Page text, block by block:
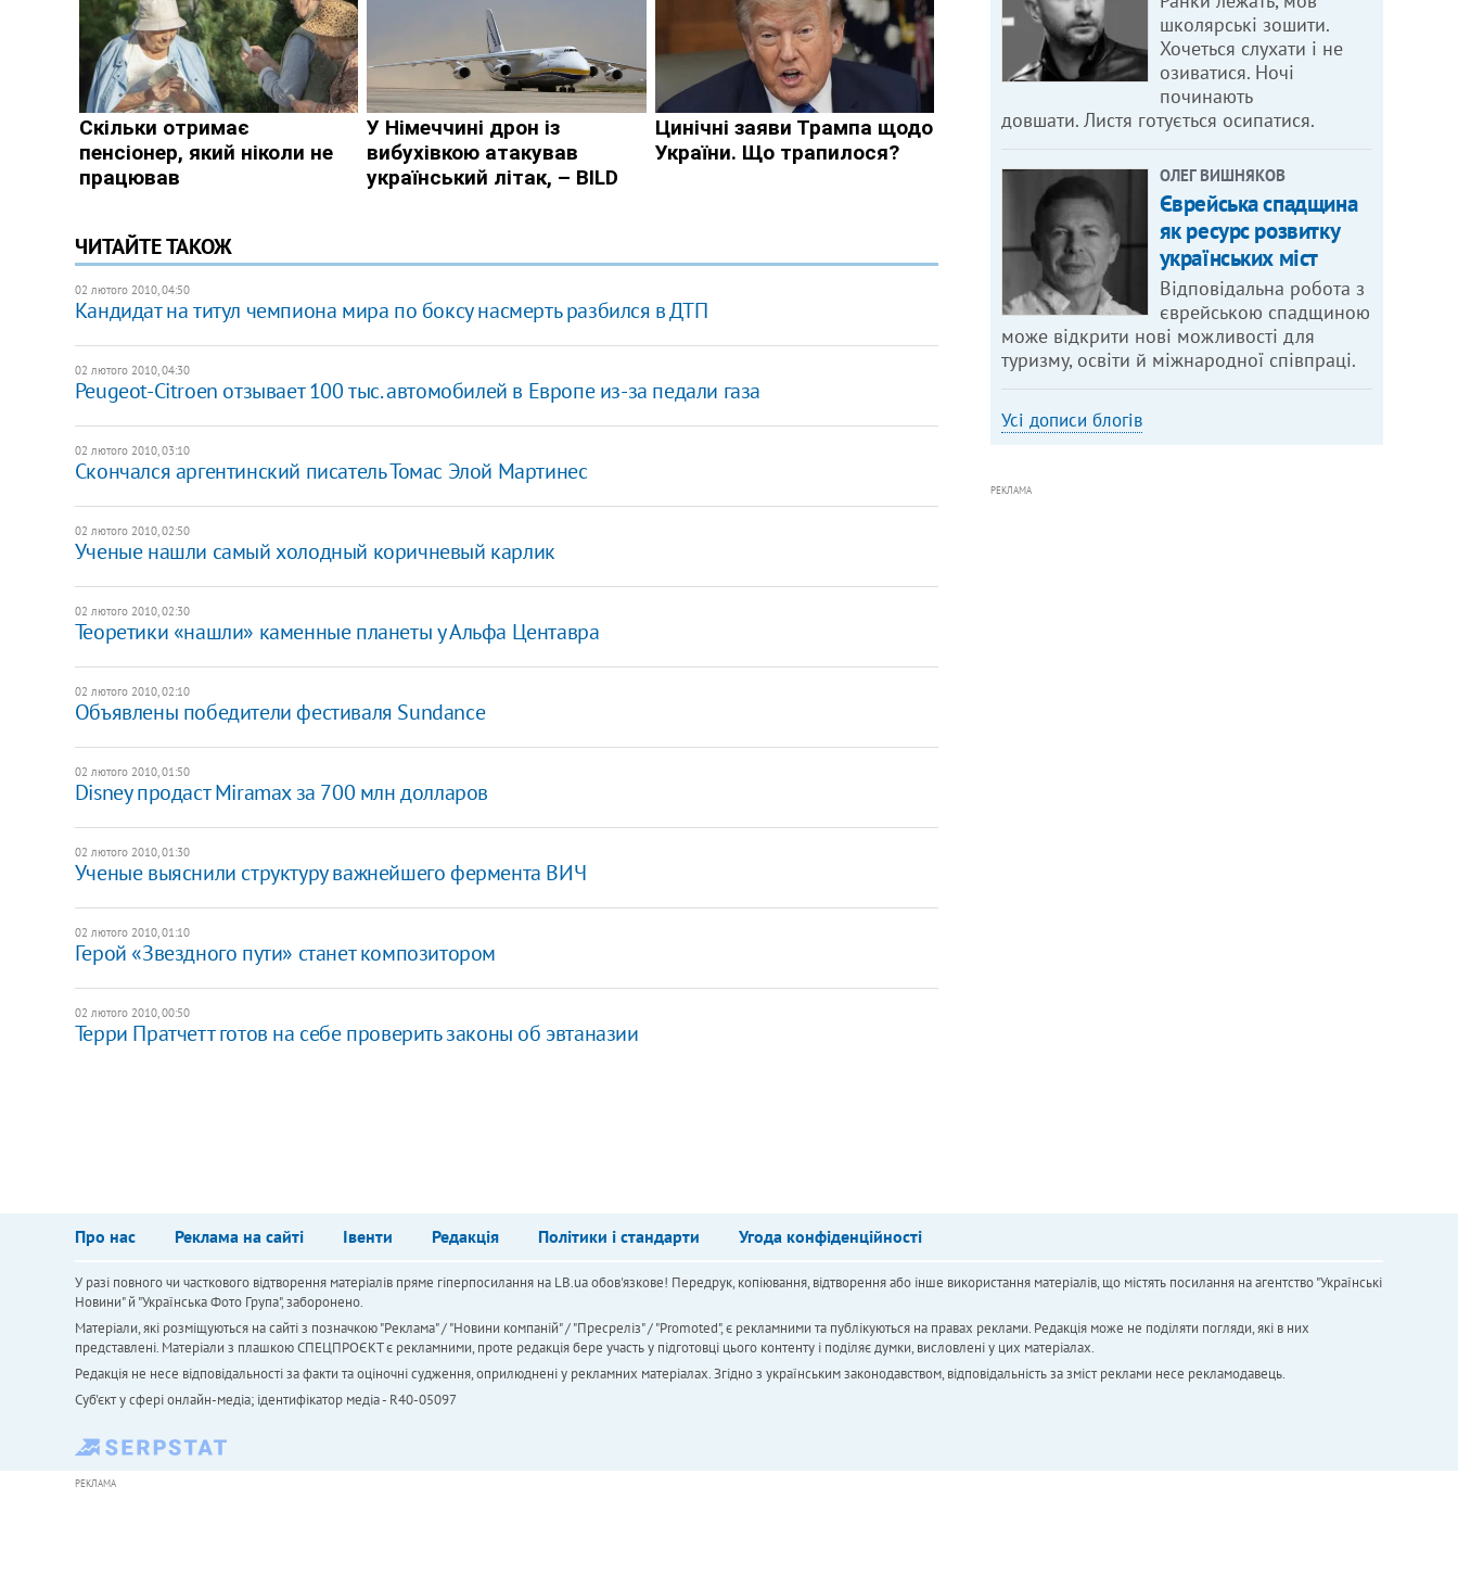
ЧИТАЙТЕ ТАКОЖ
02 лютого 2010, 04:50
Кандидат на титул чемпиона мира по боксу насмерть разбился в ДТП
02 лютого 2010, 04:30
Peugeot-Citroen отзывает 100 тыс. автомобилей в Европе из-за педали газа
02 лютого 2010, 03:10
Скончался аргентинский писатель Томас Элой Мартинес
02 лютого 2010, 02:50
Ученые нашли самый холодный коричневый карлик
02 лютого 2010, 02:30
Теоретики «нашли» каменные планеты у Альфа Центавра
02 лютого 2010, 02:10
Объявлены победители фестиваля Sundance
02 лютого 2010, 01:50
Disney продаст Miramax за 700 млн долларов
02 лютого 2010, 01:30
Ученые выяснили структуру важнейшего фермента ВИЧ
02 лютого 2010, 01:10
Герой «Звездного пути» станет композитором
02 лютого 2010, 00:50
Терри Пратчетт готов на себе проверить законы об эвтаназии
школярські зошити.
Хочеться слухати і не
озиватися. Ночі
починають
довшати. Листя готується осипатися.
ОЛЕГ ВИШНЯКОВ
Єврейська спадщина
як ресурс розвитку
українських міст
Відповідальна робота з
єврейською спадщиною
може відкрити нові можливості для
туризму, освіти й міжнародної співпраці.
Усі дописи блогів
РЕКЛАМА
Про нас Реклама на сайті Івенти Редакція Політики і стандарти Угода конфіденційності
У разі повного чи часткового відтворення матеріалів пряме гіперпосилання на LB.ua обов'язкове! Передрук, копіювання, відтворення або інше використання матеріалів, що містять посилання на агентство "Українськi
Новини" й "Українська Фото Група", заборонено.
Матеріали, які розміщуються на сайті з позначкою "Реклама" / "Новини компаній" / "Пресреліз" / "Promoted", є рекламними та публікуються на правах реклами. Редакція може не поділяти погляди, які в них
представлені. Матеріали з плашкою СПЕЦПРОЄКТ є рекламними, проте редакція бере участь у підготовці цього контенту і поділяє думки, висловлені у цих матеріалах.
Редакція не несе відповідальності за факти та оціночні судження, оприлюднені у рекламних матеріалах. Згідно з українським законодавством, відповідальність за зміст реклами несе рекламодавець.
Cуб'єкт у сфері онлайн-медіа; ідентифікатор медіа - R40-05097
РЕКЛАМА